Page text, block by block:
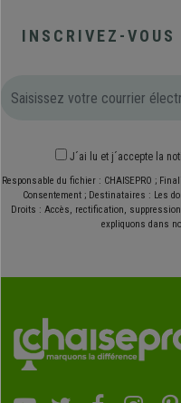
INSCRIVEZ-VOUS
J´ai lu et j´accepte la
Responsable du fichier : CHAISEPRO ;
Consentement ; Destinataires : Les
Droits : Accès, rectification,
expliquons dans